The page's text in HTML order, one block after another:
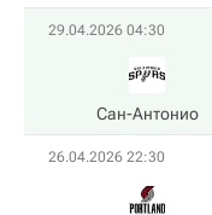
29.04.2026 04:30
Сан-Антонио
26.04.2026 22:30